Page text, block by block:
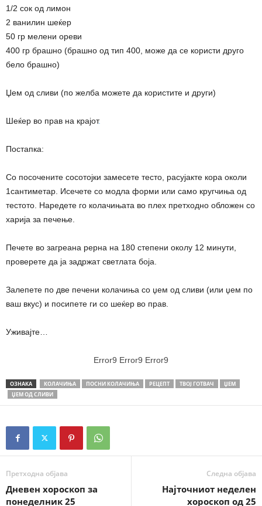
1/2 сок од лимон
2 ванилин шеќер
50 гр мелени ореви
400 гр брашно (брашно од тип 400, може да се користи друго
бело брашно)
Џем од сливи (по желба можете да користите и други)
Шеќер во прав на крајот.
Постапка:
Со посочените сосотојки замесете тесто, расујакте кора околи
1сантиметар. Исечете со модла форми или само кругчиња од
тестото. Наредете го колачињата во плех претходно обложен со
харија за печење.
Печете во загреана рерна на 180 степени околу 12 минути,
проверете да ја задржат светлата боја.
Залепете по две печени колачиња со џем од сливи (или џем по
ваш вкус) и посипете ги со шеќер во прав.
Уживајте…
Error9 Error9 Error9
ОЗНАКА КОЛАЧИЊА ПОСНИ КОЛАЧИЊА РЕЦЕПТ ТВОЈ ГОТВАЧ
ЏЕМ
ЏЕМ ОД СЛИВИ
Претходна објава
Дневен хороскоп за
понеделник 25
Следна објава
Најточниот неделен
хороскоп од 25